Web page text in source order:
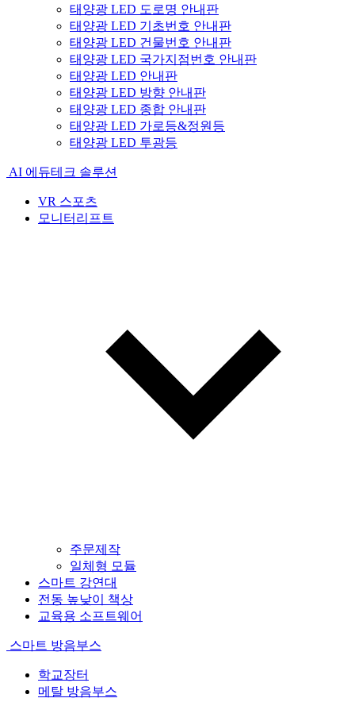
태양광 LED 도로명 안내판
태양광 LED 기초번호 안내판
태양광 LED 건물번호 안내판
태양광 LED 국가지점번호 안내판
태양광 LED 안내판
태양광 LED 방향 안내판
태양광 LED 종합 안내판
태양광 LED 가로등&정원등
태양광 LED 투광등
AI 에듀테크 솔루션
VR 스포츠
모니터리프트
주문제작
일체형 모듈
스마트 강연대
전동 높낮이 책상
교육용 소프트웨어
스마트 방음부스
학교장터
메탈 방음부스